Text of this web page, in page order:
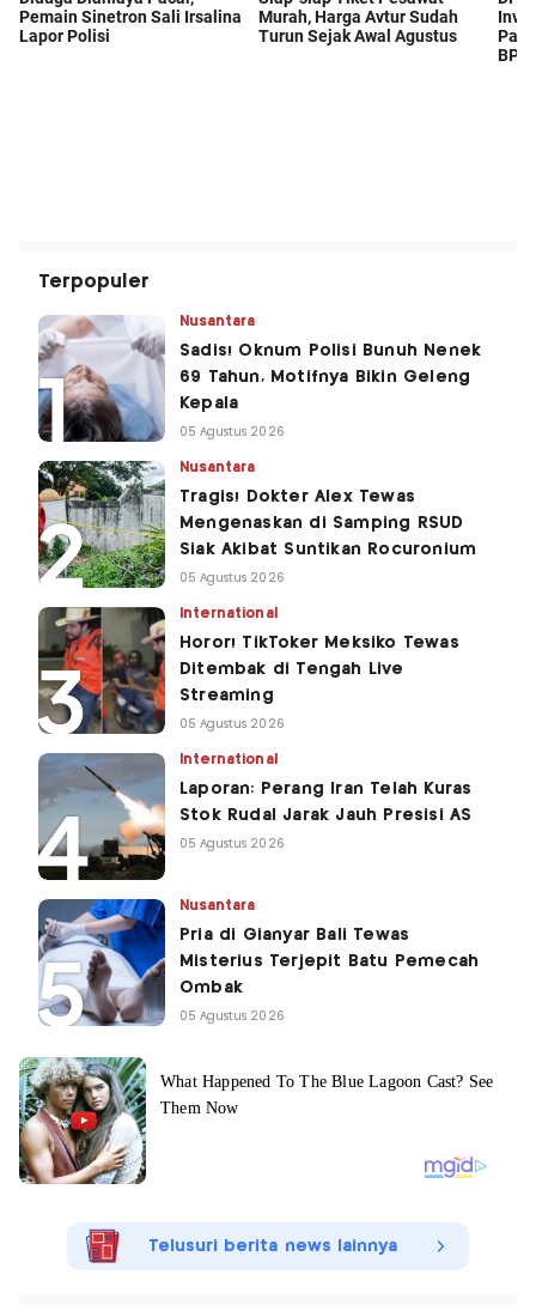
Terpopuler
Nusantara
Sadis! Oknum Polisi Bunuh Nenek
69 Tahun, Motifnya Bikin Geleng
Kepala
05 Agustus 2026
Nusantara
Tragis! Dokter Alex Tewas
Mengenaskan di Samping RSUD
Siak Akibat Suntikan Rocuronium
05 Agustus 2026
International
Horor! TikToker Meksiko Tewas
Ditembak di Tengah Live
Streaming
05 Agustus 2026
International
Laporan: Perang Iran Telah Kuras
Stok Rudal Jarak Jauh Presisi AS
05 Agustus 2026
Nusantara
Pria di Gianyar Bali Tewas
Misterius Terjepit Batu Pemecah
Ombak
05 Agustus 2026
Telusuri berita news lainnya